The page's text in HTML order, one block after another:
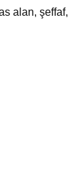
alan, şeffaf,